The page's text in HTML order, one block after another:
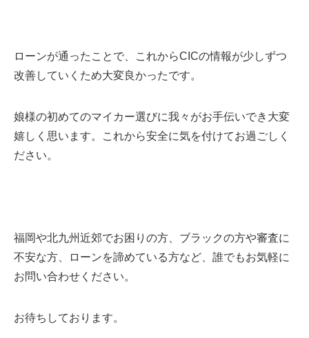
ローンが通ったことで、これからCICの情報が少しずつ
改善していくため大変良かったです。
娘様の初めてのマイカー選びに我々がお手伝いでき大変
嬉しく思います。これから安全に気を付けてお過ごしく
ださい。
福岡や北九州近郊でお困りの方、ブラックの方や審査に
不安な方、ローンを諦めている方など、誰でもお気軽に
お問い合わせください。
お待ちしております。